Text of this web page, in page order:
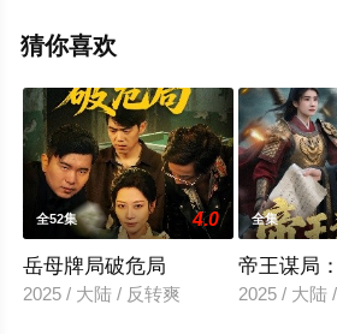
瓣电视剧、电视猫或剧情网等平台了
猜你喜欢
全52集 4.0
岳母牌局破危局
2025 / 大陆 / 反转爽
全集
帝王谋局
2025 / 大陆